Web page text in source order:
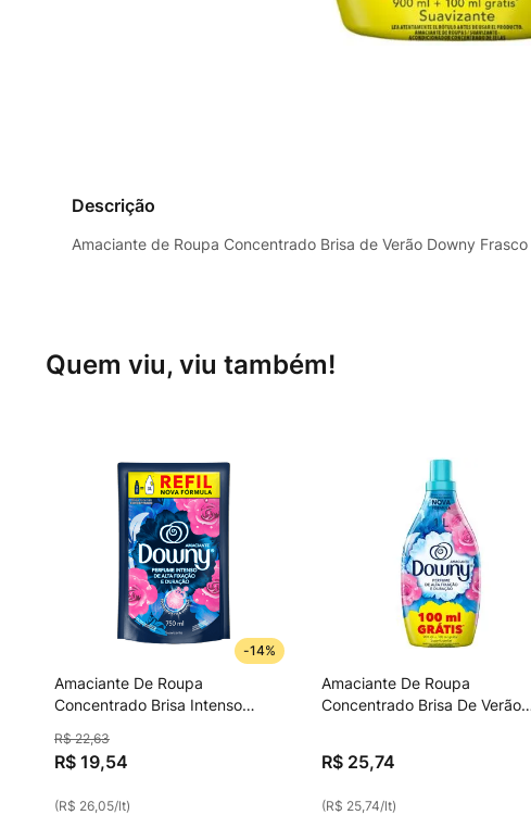
Descrição
Amaciante de Roupa Concentrado Brisa de Verão Downy
Quem viu, viu também!
-14%
Amaciante De Roupa
Concentrado Brisa Intenso
R$ 22,63
R$ 19,54
(R$ 26,05/lt)
Amaciante De Roupa
Concentrado Brisa De Verão
R$ 25,74
(R$ 25,74/lt)